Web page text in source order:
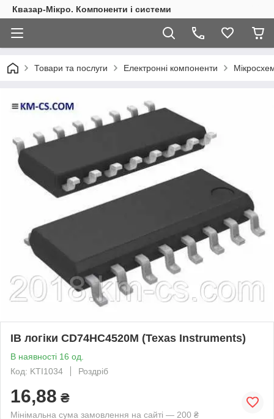
Квазар-Мікро. Компоненти і системи
Товари та послуги Електронні компоненти
ІВ логіки CD74HC4520M (Texas Instruments)
В наявності 16 од.
Код: KTI1034
Роздріб
16,88 ₴
Мінімальна сума замовлення на сайті — 200 ₴